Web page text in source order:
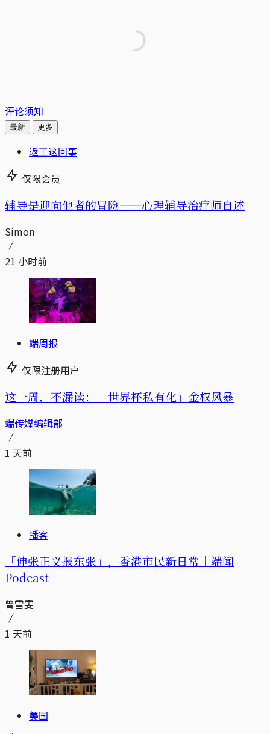
评论须知
最新 更多
返工这回事
仅限会员
辅导是迎向他者的冒险——心理辅导治疗师自述
Simon
21 小时前
端周报
仅限注册用户
这一周，不漏读：「世界杯私有化」金权风暴
端传媒编辑部
1 天前
播客
「伸张正义报东张」，香港市民新日常｜端闻
Podcast
曾雪雯
1 天前
美国